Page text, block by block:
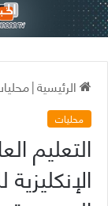
الرئيسية|
محليات
التعليم